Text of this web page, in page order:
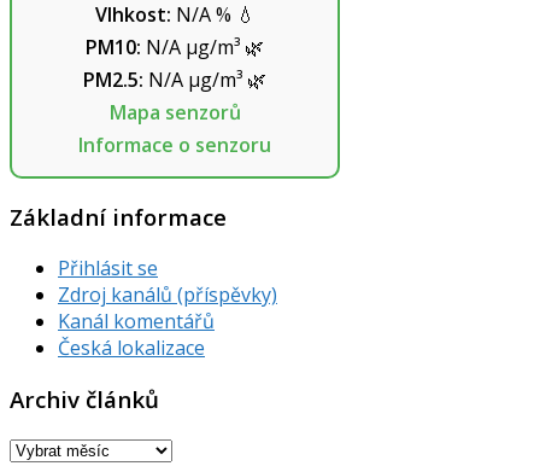
Vlhkost: N/A% 💧
PM10: N/A µg/m³ 🌿
PM2.5: N/A µg/m³ 🌿
Mapa senzorů
Informace o senzoru
Základní informace
Přihlásit se
Zdroj kanálů (příspěvky)
Kanál komentářů
Česká lokalizace
Archiv článků
Archiv